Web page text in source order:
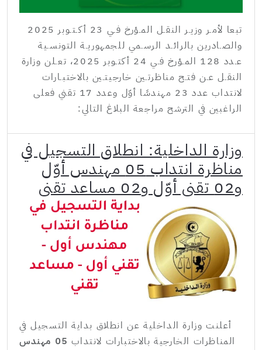
تبعا لأمـر وزيـر النقـل المـؤرخ فـي 23 أكـتـوبر 2025
والصـادرين بالرائـد الرسـمي للجمهوريـة التونسـية
عـدد 128 المـؤرخ فـي 24 أكتـوبر 2025، تعـلن وزارة
النقـل عـن فتـح مناظرتـين خارجيتـين بالاختبـارات
لانتداب عدد 23 مهندسًا أوّل وعدد 17 تقني فعلى
الراغبين في الترشح مراجعة البلاغ التالي:
وزارة الداخلية: انطلاق التسجيل في
مناظرة انتداب 05 مهندس أوّل
و02 تقني أوّل و02 مساعد تقني
أعلنت وزارة الداخلية عن انطلاق بداية التسجيل في
المناظرات الخارجية بالاختبارات لانتداب
05 مهندس